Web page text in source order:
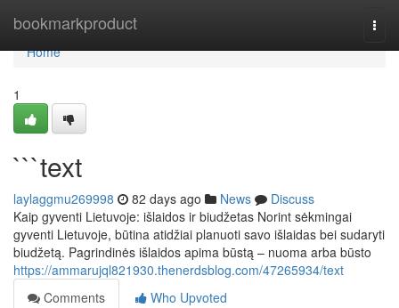
bookmarkproduct
Home
Home
1
```text
laylaggmu269998 82 days ago News
Discuss
Kaip gyventi Lietuvoje: išlaidos ir biudžetas Norint sėkmingai
gyventi Lietuvoje, būtina atidžiai planuoti savo išlaidas bei sudaryti
biudžetą. Pagrindinės išlaidos apima būstą – nuoma arba būsto
https://ammarujql821930.thenerdsblog.com/47265934/text
Comments
Who Upvoted